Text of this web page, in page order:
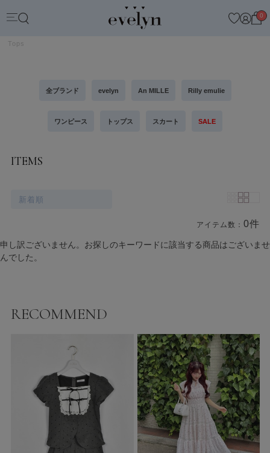
0
Tops
全ブランド evelyn An MILLE Rilly emulie
ワンピース トップス スカート SALE
ITEMS
新着順
アイテム数：0件
商品一覧
申し訳ございません。お探しのキーワードに該当する商品はございませ
んでした。
RECOMMEND